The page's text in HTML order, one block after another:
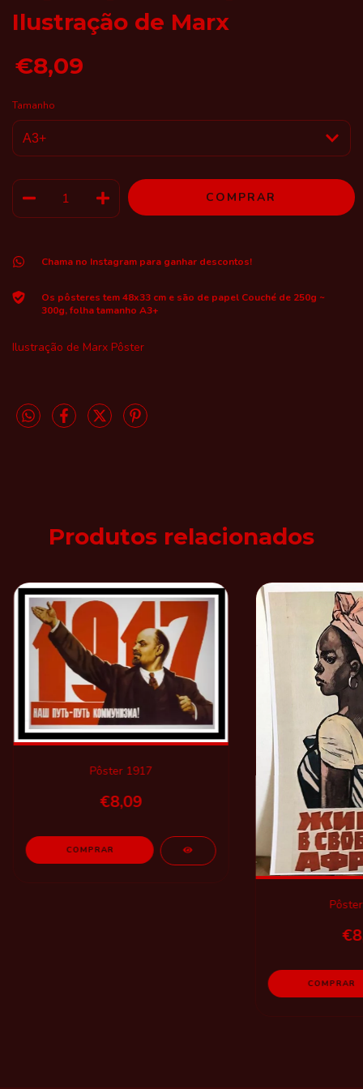
Ilustração de Marx
€8,09
Tamanho
Chama no Instagram para ganhar descontos!
Os pôsteres tem 48x33 cm e são de papel Couché de 250g ~
300g, folha tamanho A3+
Ilustração de Marx Pôster
Produtos relacionados
Pôster 1917
€8,09